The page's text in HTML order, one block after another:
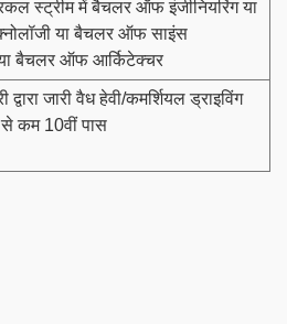
स्ट्रीम में बैचलर ऑफ इंजीनियरिंग या
या बैचलर ऑफ साइंस
या बैचलर ऑफ आर्किटेक्चर
द्वारा जारी वैध हेवी/कमर्शियल ड्राइविंग
कम 10वीं पास